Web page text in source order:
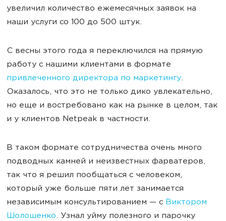
увеличил количество ежемесячных заявок на
наши услуги со 100 до 500 штук.
С весны этого года я переключился на прямую
работу с нашими клиентами в формате
привлеченного директора по маркетингу.
Оказалось, что это не только дико увлекательно,
но еще и востребовано как на рынке в целом, так
и у клиентов Netpeak в частности.
В таком формате сотрудничества очень много
подводных камней и неизвестных фарватеров,
так что я решил пообщаться с человеком,
который уже больше пяти лет занимается
независимым консультированием — с Виктором
Шолошенко. Узнал уйму полезного и парочку